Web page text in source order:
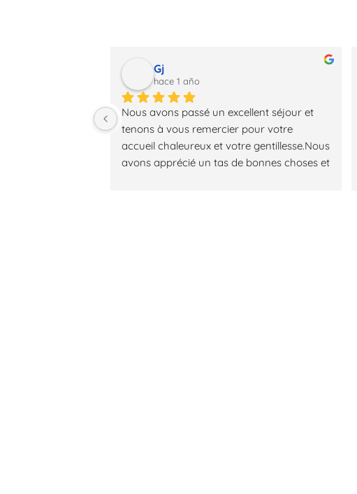
Gj
hace 1 año
Nous avons passé un excellent séjour et
tenons à vous remercier pour votre
accueil chaleureux et votre gentillesse.Nous
avons apprécié un tas de bonnes choses et